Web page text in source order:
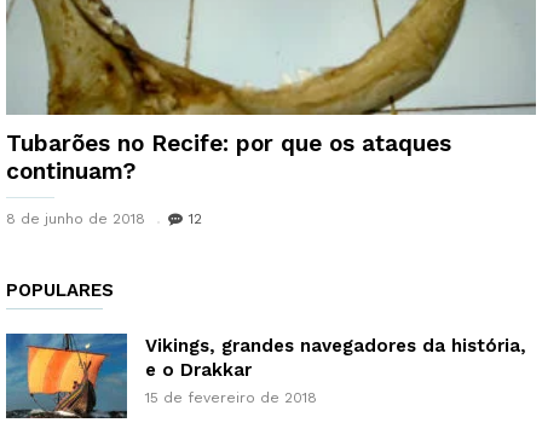
Tubarões no Recife: por que os ataques
continuam?
8 de junho de 2018 12
POPULARES
Vikings, grandes navegadores da história,
e o Drakkar
15 de fevereiro de 2018